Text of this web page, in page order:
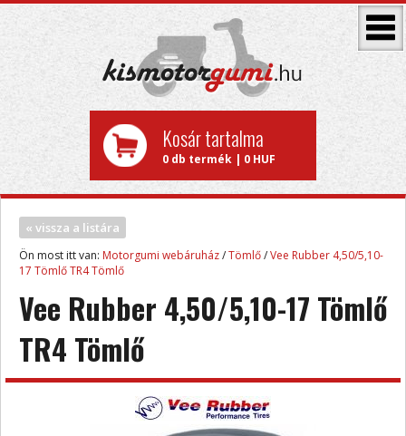
Kosár tartalma
0 db termék | 0 HUF
« vissza a listára
Ön most itt van: Motorgumi webáruház/Tömlő/Vee Rubber 4,50/5,10-
17 Tömlő TR4 Tömlő
Vee Rubber 4,50/5,10-17 Tömlő
TR4 Tömlő